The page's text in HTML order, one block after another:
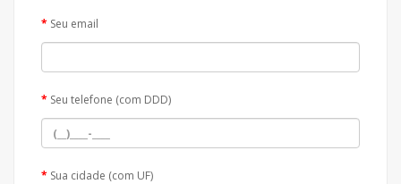
Seu email
Seu telefone (com DDD)
Sua cidade (com UF)